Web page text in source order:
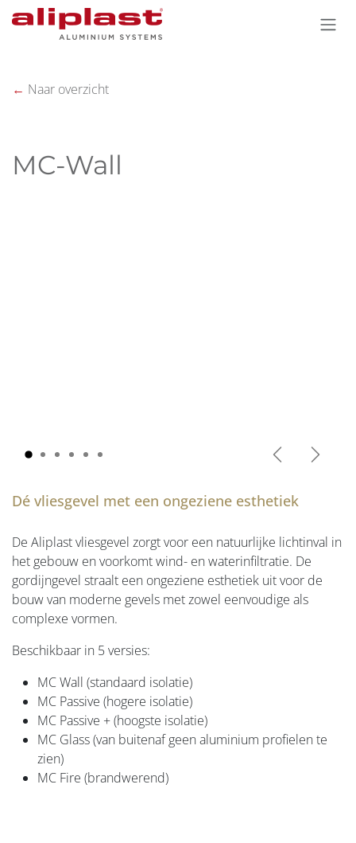
Overslaan naar inhoud
← Naar overzicht
MC-Wall
Vorige
Dé vliesgevel met een ongeziene esthetiek
De Aliplast vliesgevel zorgt voor een natuurlijke lichtinval in
het gebouw en voorkomt wind- en waterinfiltratie. De
gordijngevel straalt een ongeziene esthetiek uit voor de
bouw van moderne gevels met zowel eenvoudige als
complexe vormen.
Beschikbaar in 5 versies:
MC Wall (standaard isolatie)
MC Passive (hogere isolatie)
MC Passive + (hoogste isolatie)
MC Glass (van buitenaf geen aluminium profielen te
zien)
MC Fire (brandwerend)